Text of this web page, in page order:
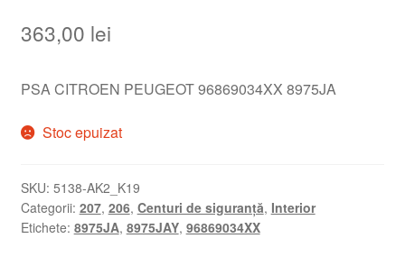
363,00 lei
PSA CITROEN PEUGEOT 96869034XX 8975JA
Stoc epuizat
SKU: 5138-AK2_K19
Categorii: 207, 206, Centuri de siguranță, Interior
Etichete: 8975JA, 8975JAY, 96869034XX